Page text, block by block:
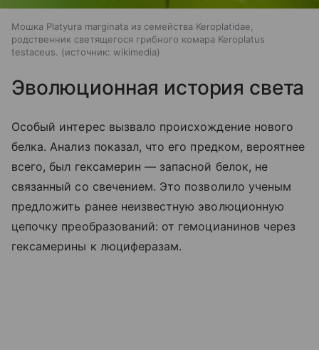
Мошка Platyura marginata из семейства Keroplatidae,
родственник светящегося грибного комара Keroplatus
testaceus.
источник: wikimedia
Эволюционная история света
Особый интерес вызвало происхождение нового
белка. Анализ показал, что его предком, вероятнее
всего, был гексамерин — запасной белок, не
связанный со свечением. Это позволило ученым
предложить ранее неизвестную эволюционную
цепочку преобразований: от гемоцианинов через
гексамерины к люциферазам.